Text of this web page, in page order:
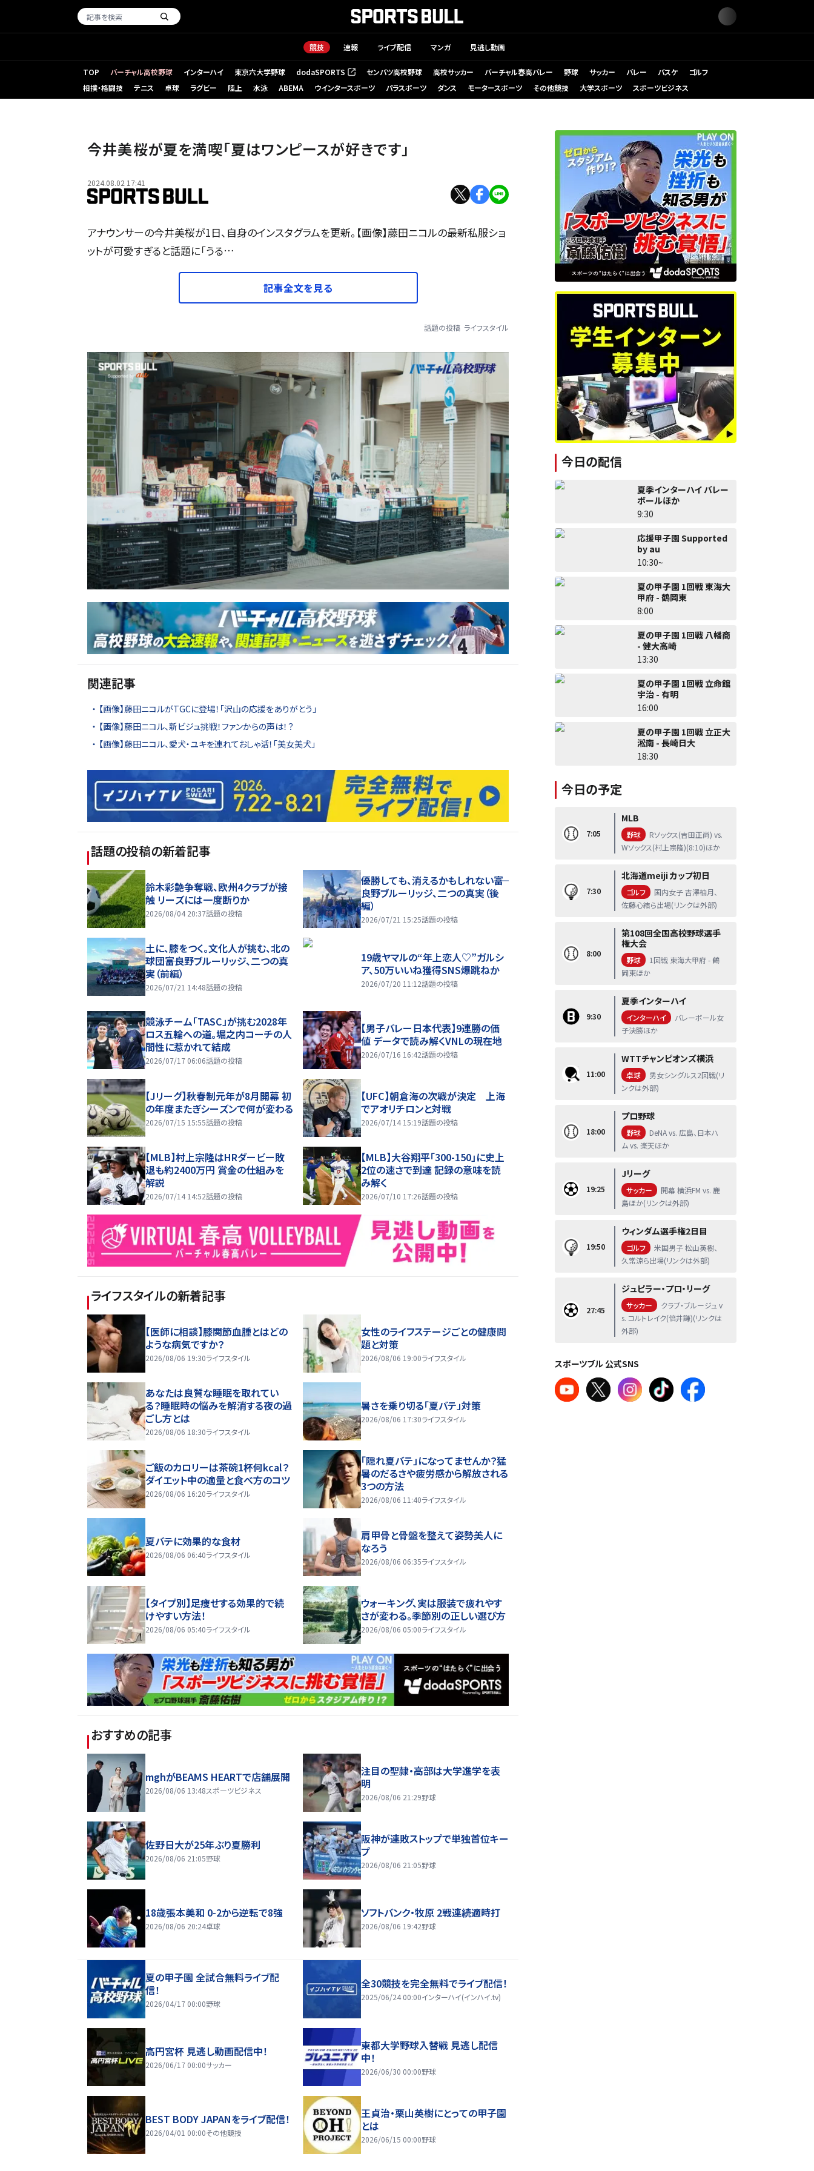
競技 速報 ライブ配信 マンガ 見逃し動画
TOP バーチャル高校野球 インターハイ 東京六大学野球 dodaSPORTS
（新しいタブで開く） センバツ高校野球 高校サッカー バーチャル春高バレー 野球 サッカー バレー バスケ
ゴルフ
相撲・格闘技
テニス 卓球 ラグビー 陸上 水泳 ABEMA ウインタースポーツ パラスポーツ ダンス モータースポーツ その他競技 大学スポーツ スポーツビジネス
今井美桜が夏を満喫「夏はワンピースが好きです」
2024.08.02 17:41
アナウンサーの今井美桜が1日、自身のインスタグラムを更新。【画像】藤田ニコルの最新私服ショ
ットが可愛すぎると話題に「うる…
記事全文を見る
話題の投稿 ライフスタイル
関連記事
【画像】藤田ニコルがTGCに登場！「沢山の応援をありがとう」
【画像】藤田ニコル、新ビジュ挑戦！ファンからの声は！？
【画像】藤田ニコル、愛犬・ユキを連れておしゃ活！「美女美犬」
話題の投稿の新着記事
鈴木彩艶争奪戦、欧州4クラブが接
触 リーズには一度断りか
2026/08/04 20:37話題の投稿
優勝しても、消えるかもしれない――富
良野ブルーリッジ、二つの真実（後
編）
2026/07/21 15:25話題の投稿
土に、膝をつく。文化人が挑む、北の
球団――富良野ブルーリッジ、二つの真
実（前編）
2026/07/21 14:48話題の投稿
19歳ヤマルの“年上恋人♡”ガルシ
ア、50万いいね獲得SNS爆跳ねか
2026/07/20 11:12話題の投稿
競泳チーム「TASC」が挑む2028年
ロス五輪への道。堀之内コーチの人
間性に惹かれて結成
2026/07/17 06:06話題の投稿
【男子バレー日本代表】9連勝の価
値 データで読み解くVNLの現在地
2026/07/16 16:42話題の投稿
【Jリーグ】秋春制元年が8月開幕 初
の年度またぎシーズンで何が変わる
2026/07/15 15:55話題の投稿
【UFC】朝倉海の次戦が決定 上海
でアオリチロンと対戦
2026/07/14 15:19話題の投稿
【MLB】村上宗隆はHRダービー敗
退も約2400万円 賞金の仕組みを
解説
2026/07/14 14:52話題の投稿
【MLB】大谷翔平「300-150」に史上
2位の速さで到達 記録の意味を読
み解く
2026/07/10 17:26話題の投稿
ライフスタイルの新着記事
【医師に相談】膝関節血腫とはどの
ような病気ですか？
2026/08/06 19:30ライフスタイル
女性のライフステージごとの健康問
題と対策
2026/08/06 19:00ライフスタイル
あなたは良質な睡眠を取れてい
る？睡眠時の悩みを解消する夜の過
ごし方とは
2026/08/06 18:30ライフスタイル
暑さを乗り切る「夏バテ」対策
2026/08/06 17:30ライフスタイル
ご飯のカロリーは茶碗1杯何kcal？
ダイエット中の適量と食べ方のコツ
2026/08/06 16:20ライフスタイル
「隠れ夏バテ」になってませんか？猛
暑のだるさや疲労感から解放される
3つの方法
2026/08/06 11:40ライフスタイル
夏バテに効果的な食材
2026/08/06 06:40ライフスタイル
肩甲骨と骨盤を整えて姿勢美人に
なろう
2026/08/06 06:35ライフスタイル
【タイプ別】足痩せする効果的で続
けやすい方法！
2026/08/06 05:40ライフスタイル
ウォーキング、実は服装で疲れやす
さが変わる。季節別の正しい選び方
2026/08/06 05:00ライフスタイル
おすすめの記事
mghがBEAMS HEARTで店舗展開
2026/08/06 13:48スポーツビジネス
注目の聖隷・高部は大学進学を表
明
2026/08/06 21:29野球
佐野日大が25年ぶり夏勝利
2026/08/06 21:05野球
阪神が連敗ストップで単独首位キー
プ
2026/08/06 21:05野球
18歳張本美和 0-2から逆転で8強
2026/08/06 20:24卓球
ソフトバンク・牧原 2戦連続適時打
2026/08/06 19:42野球
夏の甲子園 全試合無料ライブ配
信！
2026/04/17 00:00野球
全30競技を完全無料でライブ配信！
2025/06/24 00:00インターハイ(インハイ.tv)
高円宮杯 見逃し動画配信中！
2026/06/17 00:00サッカー
東都大学野球入替戦 見逃し配信
中！
2026/06/30 00:00野球
BEST BODY JAPANをライブ配信！
2026/04/01 00:00その他競技
王貞治・栗山英樹にとっての甲子園
とは
2026/06/15 00:00野球
今日の配信
夏季インターハイ バレー
ボールほか
9:30
応援甲子園 Supported
by au
10:30~
夏の甲子園 1回戦 東海大
甲府 - 鶴岡東
8:00
夏の甲子園 1回戦 八幡商
- 健大高崎
13:30
夏の甲子園 1回戦 立命館
宇治 - 有明
16:00
夏の甲子園 1回戦 立正大
淞南 - 長崎日大
18:30
今日の予定
7:05
MLB
野球
Rソックス(吉田正尚) vs.
Wソックス(村上宗隆)(8:10)ほか
7:30
北海道meiji カップ初日
ゴルフ
国内女子 吉澤柚月、
佐藤心結ら出場(リンクは外部)
8:00
第108回全国高校野球選手
権大会
野球
1回戦 東海大甲府 - 鶴
岡東ほか
9:30
夏季インターハイ
インターハイ
バレーボール女
子決勝ほか
11:00
WTTチャンピオンズ横浜
卓球
男女シングルス2回戦(リ
ンクは外部)
18:00
プロ野球
野球
DeNA vs. 広島、日本ハ
ム vs. 楽天ほか
19:25
Jリーグ
サッカー
開幕 横浜FM vs. 鹿
島ほか(リンクは外部)
19:50
ウィンダム選手権2日目
ゴルフ
米国男子 松山英樹、
久常涼ら出場(リンクは外部)
27:45
ジュピラー・プロ・リーグ
サッカー
クラブ・ブルージュ v
s. コルトレイク(倍井謙)(リンクは
外部)
スポーツブル 公式SNS